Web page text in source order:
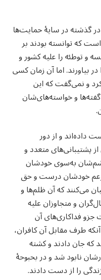
گذشته در سایهٔ حمایت‌ها
که توانسته‌ بودند بر
و توطئه را علیه کشور و
بیاورند. اما آن زمان کسی
و نمی‌گفت که این
و خواسته‌های‌شان
داده‌اند و از دور
پشتیبانی‌های متعدد و
به‌سوی خودشان
زعم خودشان درست و حق
می‌کنند که آن ظلم‌ها و
و متجاوزان علیه
فداکاری‌های آن
طرف مقابل آن کافران،
جان دادند و کشته
نابود شد و در بحبوحهٔ
را از دست دادند.